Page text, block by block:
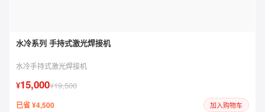
水冷系列 手持式激光焊接机
水冷手持式激光焊接机
¥15,000¥19,500
已省 ¥4,500 加入购物车